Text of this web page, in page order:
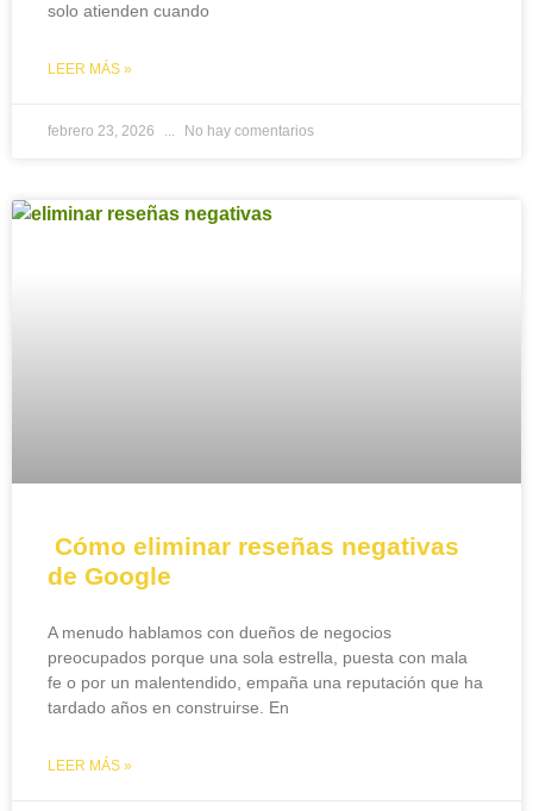
solo atienden cuando
LEER MÁS »
febrero 23, 2026 No hay comentarios
Cómo eliminar reseñas negativas
de Google
A menudo hablamos con dueños de negocios
preocupados porque una sola estrella, puesta con mala
fe o por un malentendido, empaña una reputación que ha
tardado años en construirse. En
LEER MÁS »